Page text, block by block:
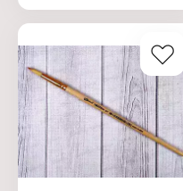
Вид ворсаков плотно
влажной среде.
Характеристики:
Торговая марка: ArtSpace
Артикул: 14519
Тип товара: Кисть
Назначение:
художественная
Модель: № 10
Форма: круглая
Характеристики:
Торговая марка: ArtSpace
Артикул: 3271
Тип товара: Кисть
Назначение:
художественная
Модель: № 02
Форма: круглая
Вид ворса: нейлон